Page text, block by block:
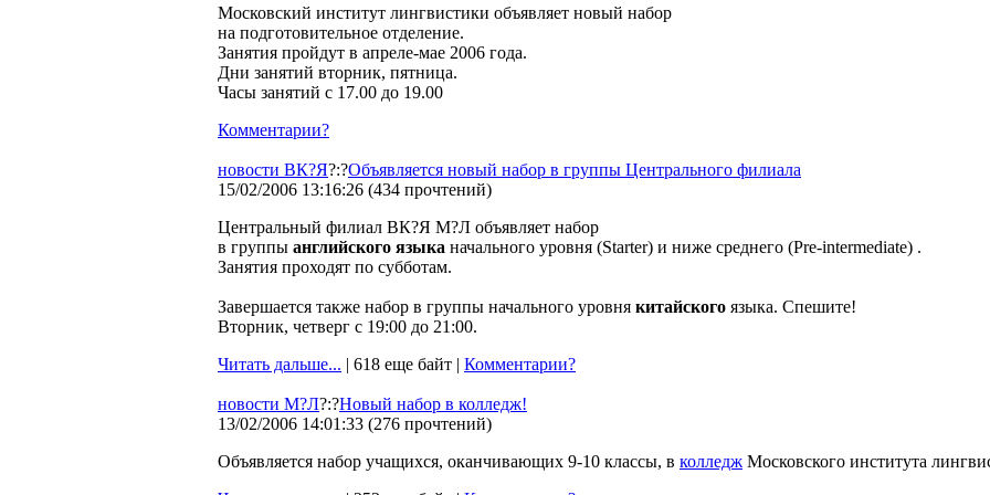
Московский институт лингвистики объявляет новый набор
на подготовительное отделение.
Занятия пройдут в апреле-мае 2006 года.
Дни занятий вторник, пятница.
Часы занятий с 17.00 до 19.00
Комментарии?
новости ВК?Я?:?Объявляется новый набор в группы Центрального филиала
15/02/2006 13:16:26 (434 прочтений)
Центральный филиал ВК?Я М?Л объявляет набор
в группы английского языка начального уровня (Starter) и ниже среднего (Pre-intermediate) .
Занятия проходят по субботам.
Завершается также набор в группы начального уровня китайского языка. Спешите!
Вторник, четверг с 19:00 до 21:00.
Читать дальше... | 618 еще байт | Комментарии?
новости М?Л?:?Новый набор в колледж!
13/02/2006 14:01:33 (276 прочтений)
Объявляется набор учащихся, оканчивающих 9-10 классы, в колледж Московского института